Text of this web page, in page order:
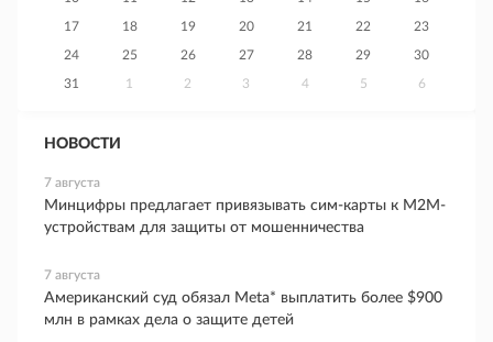
17 18 19 20 21 22 23
24 25 26 27 28 29 30
31 1 2 3 4 5 6
НОВОСТИ
7 августа
Минцифры предлагает привязывать сим-карты к M2M-
устройствам для защиты от мошенничества
7 августа
Американский суд обязал Meta* выплатить более $900
млн в рамках дела о защите детей